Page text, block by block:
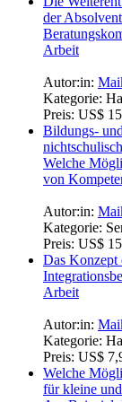
der
Arbeit
Autor:in:
Kategorie:
Preis: US$
Bildungs-
Welche
von
Autor:in:
Kategorie:
Preis: US$
Das Konzept
Arbeit
Autor:in:
Kategorie:
Preis: US$
Welche
für kleine